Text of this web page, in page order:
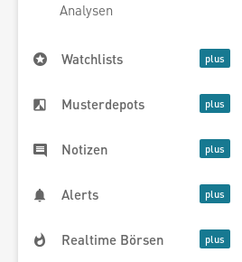
Analysen
Watchlists
Musterdepots
Notizen
Alerts
Realtime Börsen